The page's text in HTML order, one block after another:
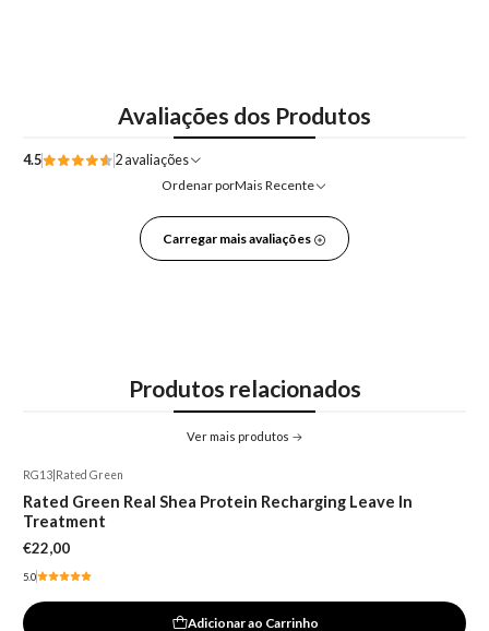
Avaliações dos Produtos
4.5
2 avaliações
Ordenar porMais Recente
Carregar mais avaliações
Produtos relacionados
Ver mais produtos
RG13 Rated Green
Rated Green Real Shea Protein Recharging Leave In
Treatment
€22,00
5.0
Adicionar ao Carrinho